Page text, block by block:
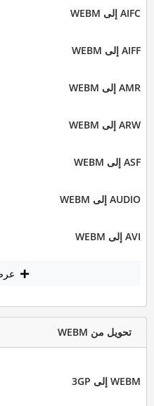
AIFC إلى WEBM
AIFF إلى WEBM
AMR إلى WEBM
ARW إلى WEBM
ASF إلى WEBM
AUDIO إلى WEBM
AVI إلى WEBM
تحويل من WEBM
WEBM إلى 3GP